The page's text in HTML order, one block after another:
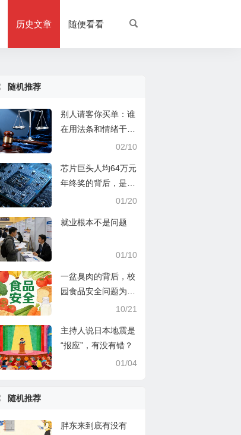
历史文章 随便看看
随机推荐
别人请客你买单：谁
在用法条和情绪干预
02/10
芯片巨头人均64万元
年终奖的背后，是广
大消费者面对产品价
01/20
就业根本不是问题
01/10
一盆臭肉的背后，校
园食品安全问题为什
10/21
主持人说日本地震是
“报应”，有没有错？
01/04
随机推荐
胖东来到底有没有